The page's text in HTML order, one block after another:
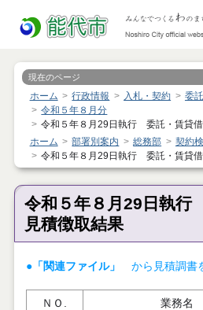
現在のページ
ホーム 行政情報 入札・契約
委
令和５年８月分
令和５年８月29日執行 委託・賃貸
ホーム
部署別案内 総務部
契約
令和５年８月29日執行 委託・賃貸
令和５年８月29日執
見積徴取結果
●「関連ファイル」 から見積調書
ＮＯ. 業務名